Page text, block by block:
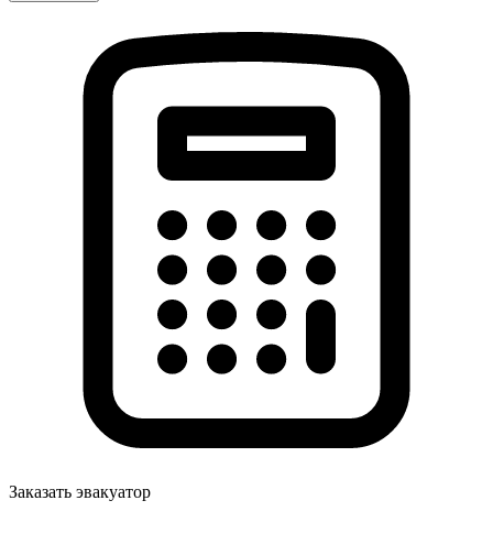
Заказать эвакуатор